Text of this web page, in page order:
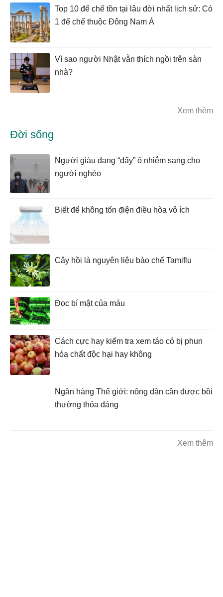
Top 10 đế chế tồn tại lâu đời nhất lịch sử: Có
1 đế chế thuộc Đông Nam Á
Vì sao người Nhật vẫn thích ngồi trên sàn
nhà?
Xem thêm
Đời sống
Người giàu đang “đẩy” ô nhiễm sang cho
người nghèo
Biết để không tốn điện điều hòa vô ích
Cây hồi là nguyên liệu bào chế Tamiflu
Đọc bí mật của máu
Cách cực hay kiểm tra xem táo có bị phun
hóa chất độc hại hay không
Ngân hàng Thế giới: nông dân cần được bồi
thường thỏa đáng
Xem thêm